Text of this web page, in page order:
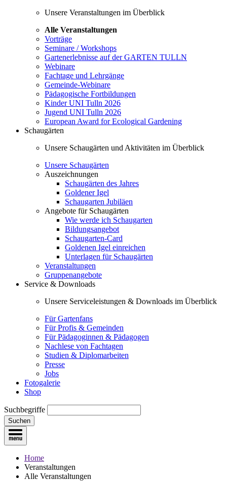
Unsere Veranstaltungen im Überblick
Alle Veranstaltungen
Vorträge
Seminare / Workshops
Gartenerlebnisse auf der GARTEN TULLN
Webinare
Fachtage und Lehrgänge
Gemeinde-Webinare
Pädagogische Fortbildungen
Kinder UNI Tulln 2026
Jugend UNI Tulln 2026
European Award for Ecological Gardening
Schaugärten
Unsere Schaugärten und Aktivitäten im Überblick
Unsere Schaugärten
Auszeichnungen
Schaugärten des Jahres
Goldener Igel
Schaugarten Jubiläen
Angebote für Schaugärten
Wie werde ich Schaugarten
Bildungsangebot
Schaugarten-Card
Goldenen Igel einreichen
Unterlagen für Schaugärten
Veranstaltungen
Gruppenangebote
Service & Downloads
Unsere Serviceleistungen & Downloads im Überblick
Für Gartenfans
Für Profis & Gemeinden
Für Pädagoginnen & Pädagogen
Nachlese von Fachtagen
Studien & Diplomarbeiten
Presse
Jobs
Fotogalerie
Shop
Suchbegriffe
Suchen
Home
Veranstaltungen
Alle Veranstaltungen